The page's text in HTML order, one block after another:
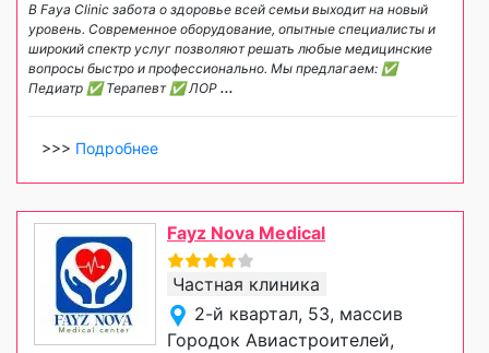
В Faya Clinic забота о здоровье всей семьи выходит на новый
уровень. Современное оборудование, опытные специалисты и
широкий спектр услуг позволяют решать любые медицинские
вопросы быстро и профессионально. Мы предлагаем: ✅
Педиатр ✅ Терапевт ✅ ЛОР ...
>>> Подробнее
Fayz Nova Medical
Частная клиника
2-й квартал, 53, массив
Городок Авиастроителей,